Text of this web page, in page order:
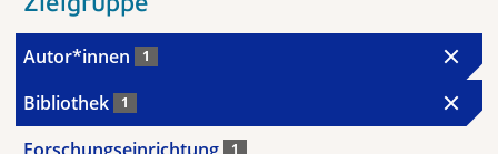
Autor*innen 1
Bibliothek 1
Forschungseinrichtung 1